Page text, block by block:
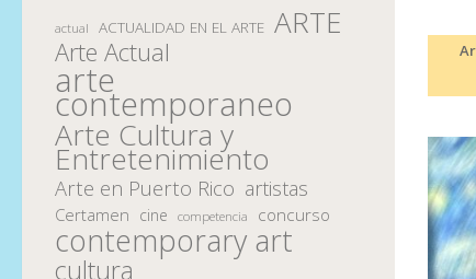
actual ACTUALIDAD EN EL ARTE ARTE
Arte Actual
arte
contemporaneo
Arte Cultura y
Entretenimiento
Arte en Puerto Rico artistas
Certamen cine competencia concurso
contemporary art
cultura